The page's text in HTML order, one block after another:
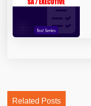
Related Posts